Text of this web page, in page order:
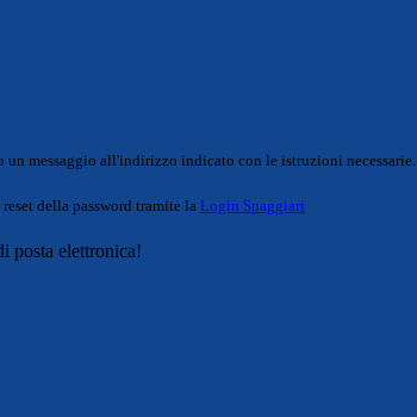
un messaggio all'indirizzo indicato con le istruzioni necessarie.
della password tramite la Login Spaggiari
posta elettronica!